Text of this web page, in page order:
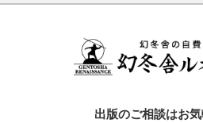
出版のご相談はお